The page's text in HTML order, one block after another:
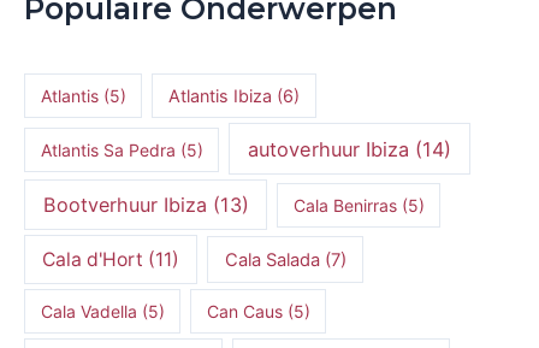
Populaire Onderwerpen
Atlantis(5) Atlantis Ibiza (6)
Atlantis Sa Pedra (5) autoverhuur Ibiza (14)
Bootverhuur Ibiza (13) Cala Benirras(5)
Cala d'Hort (11) Cala Salada(7)
Cala Vadella (5) Can Caus(5)